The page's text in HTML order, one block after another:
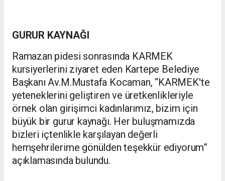
GURUR KAYNAĞI
Ramazan pidesi sonrasında KARMEK
kursiyerlerini ziyaret eden Kartepe Belediye
Başkanı Av.M.Mustafa Kocaman, “KARMEK'te
yeteneklerini geliştiren ve üretkenlikleriyle
örnek olan girişimci kadınlarımız, bizim için
büyük bir gurur kaynağı. Her buluşmamızda
bizleri içtenlikle karşılayan değerli
hemşehrilerime gönülden teşekkür ediyorum”
açıklamasında bulundu.